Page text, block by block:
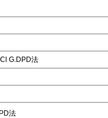
G.DPD法
法